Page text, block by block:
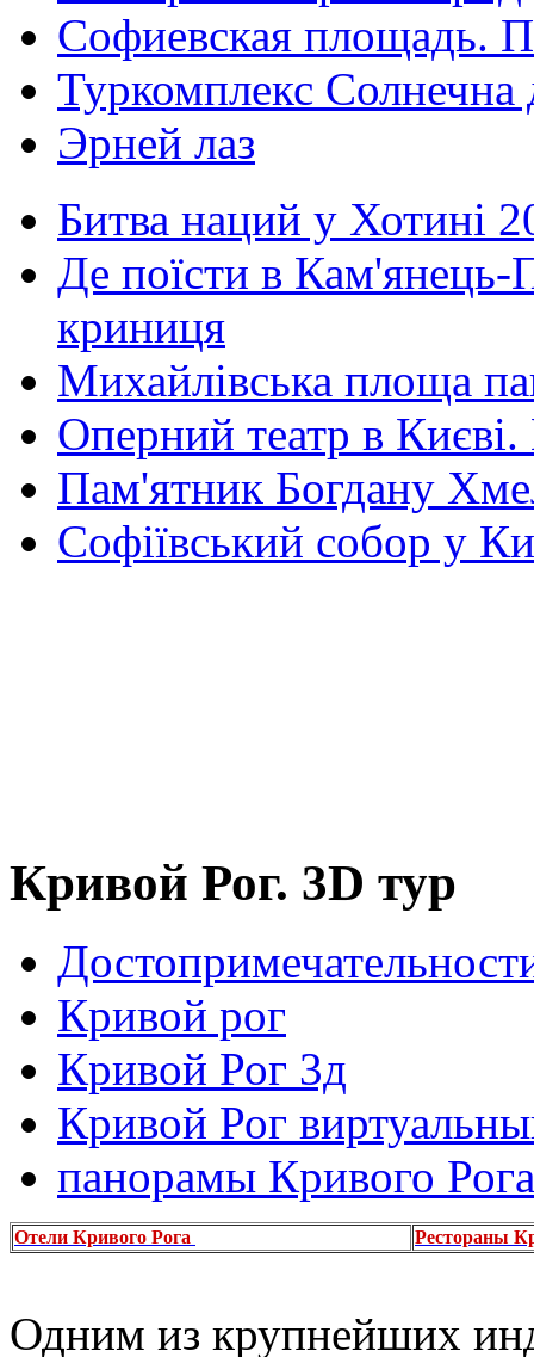
Софиевская площадь.
Туркомплекс Солнечна
Эрней лаз
Битва наций у Хотині
Де поїсти в Кам'янець-
криниця
Михайлівська площа
Оперний театр в
Пам'ятник Богдану
Софіївський собор у
Кривой Рог. 3D тур
Кривой рог
Кривой Рог 3д
Кривой Рог
панорамы Кривого Рога
Отели Кривого Рога Рестораны
Одним из крупнейших